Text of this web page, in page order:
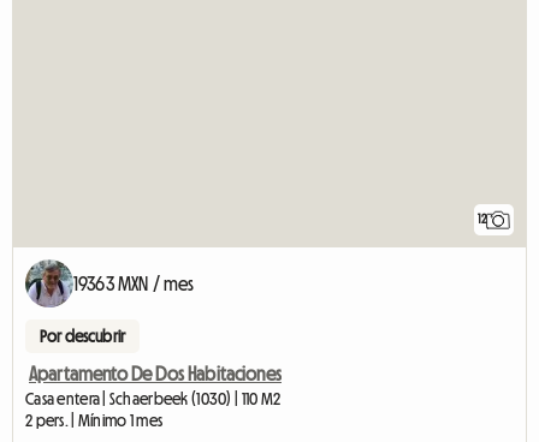
12
19363 MXN / mes
Por descubrir
Apartamento De Dos Habitaciones
Casa entera | Schaerbeek (1030) | 110 M2
2 pers. | Mínimo 1 mes